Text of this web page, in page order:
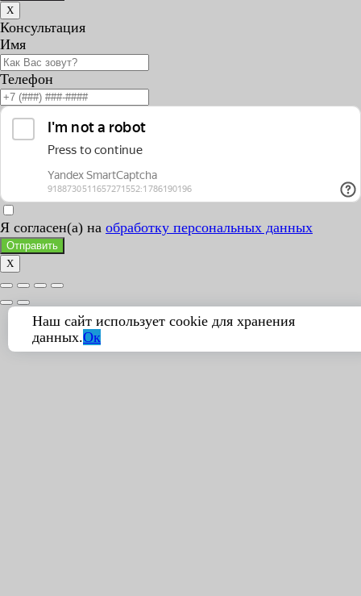
X
Консультация
Имя
Телефон
Я согласен(а) на обработку персональных данных
Отправить
X
Наш сайт использует cookie для хранения
данных.Ок